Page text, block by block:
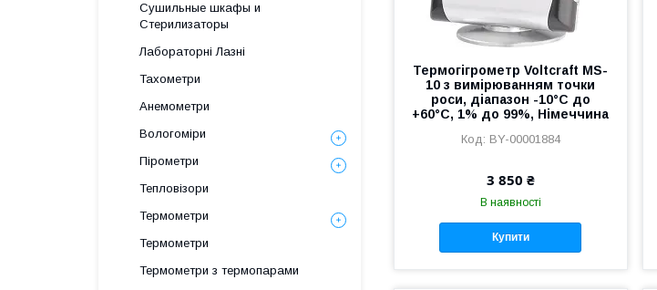
Термогігрометр Voltcraft MS-
10 з вимірюванням точки
роси, діапазон -10°C до
+60°C, 1% до 99%, Німеччина
BY-00001884
3 850 ₴
В наявності
Купити
Сушильные шкафы и
Стерилизаторы
Лабораторні Лазні
Тахометри
Анемометри
Вологоміри
Пірометри
Тепловізори
Термометри
Термометри
Термометри з термопарами